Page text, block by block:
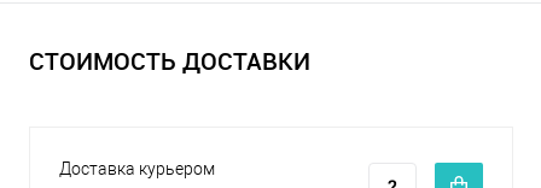
СТОИМОСТЬ ДОСТАВКИ
Доставка курьером